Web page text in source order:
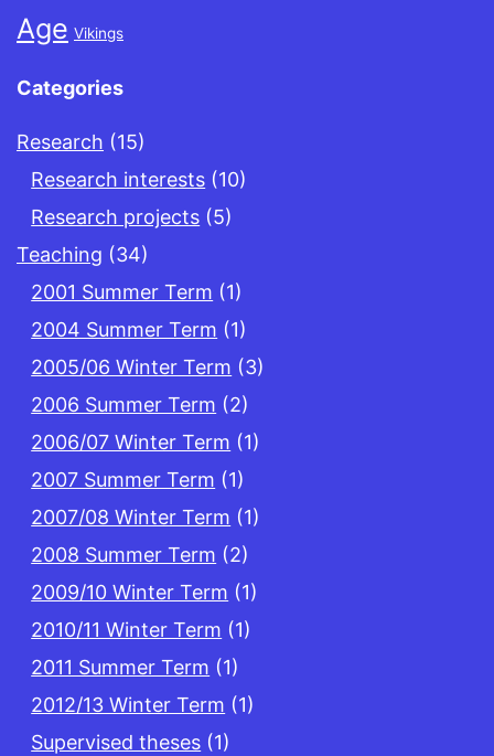
Age Vikings
Categories
Research (15)
Research interests (10)
Research projects (5)
Teaching (34)
2001 Summer Term (1)
2004 Summer Term (1)
2005/06 Winter Term (3)
2006 Summer Term (2)
2006/07 Winter Term (1)
2007 Summer Term (1)
2007/08 Winter Term (1)
2008 Summer Term (2)
2009/10 Winter Term (1)
2010/11 Winter Term (1)
2011 Summer Term (1)
2012/13 Winter Term (1)
Supervised theses (1)